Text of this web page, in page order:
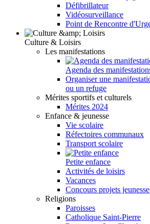
Défibrillateur
Vidéosurveillance
Point de Rencontre
Culture & Loisirs
Les manifestations
Agenda des
Organiser une
ou un refuge
Mérites sportifs et culturels
Mérites 2024
Enfance & jeunesse
Vie scolaire
Réfectoires communaux
Transport scolaire
Petite enfance
Activités de loisirs
Vacances
Concours projets jeunesse
Religions
Paroisses
Catholique Saint-Pierre